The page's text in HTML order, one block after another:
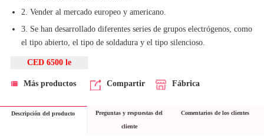
2. Vender al mercado europeo y americano.
3. Se han desarrollado diferentes series de grupos electrógenos, como
el tipo abierto, el tipo de soldadura y el tipo silencioso.
CED 6500 le
Más productos Compartir Fábrica
Descripción del producto Preguntas y respuestas del
cliente
Comentarios de los clientes